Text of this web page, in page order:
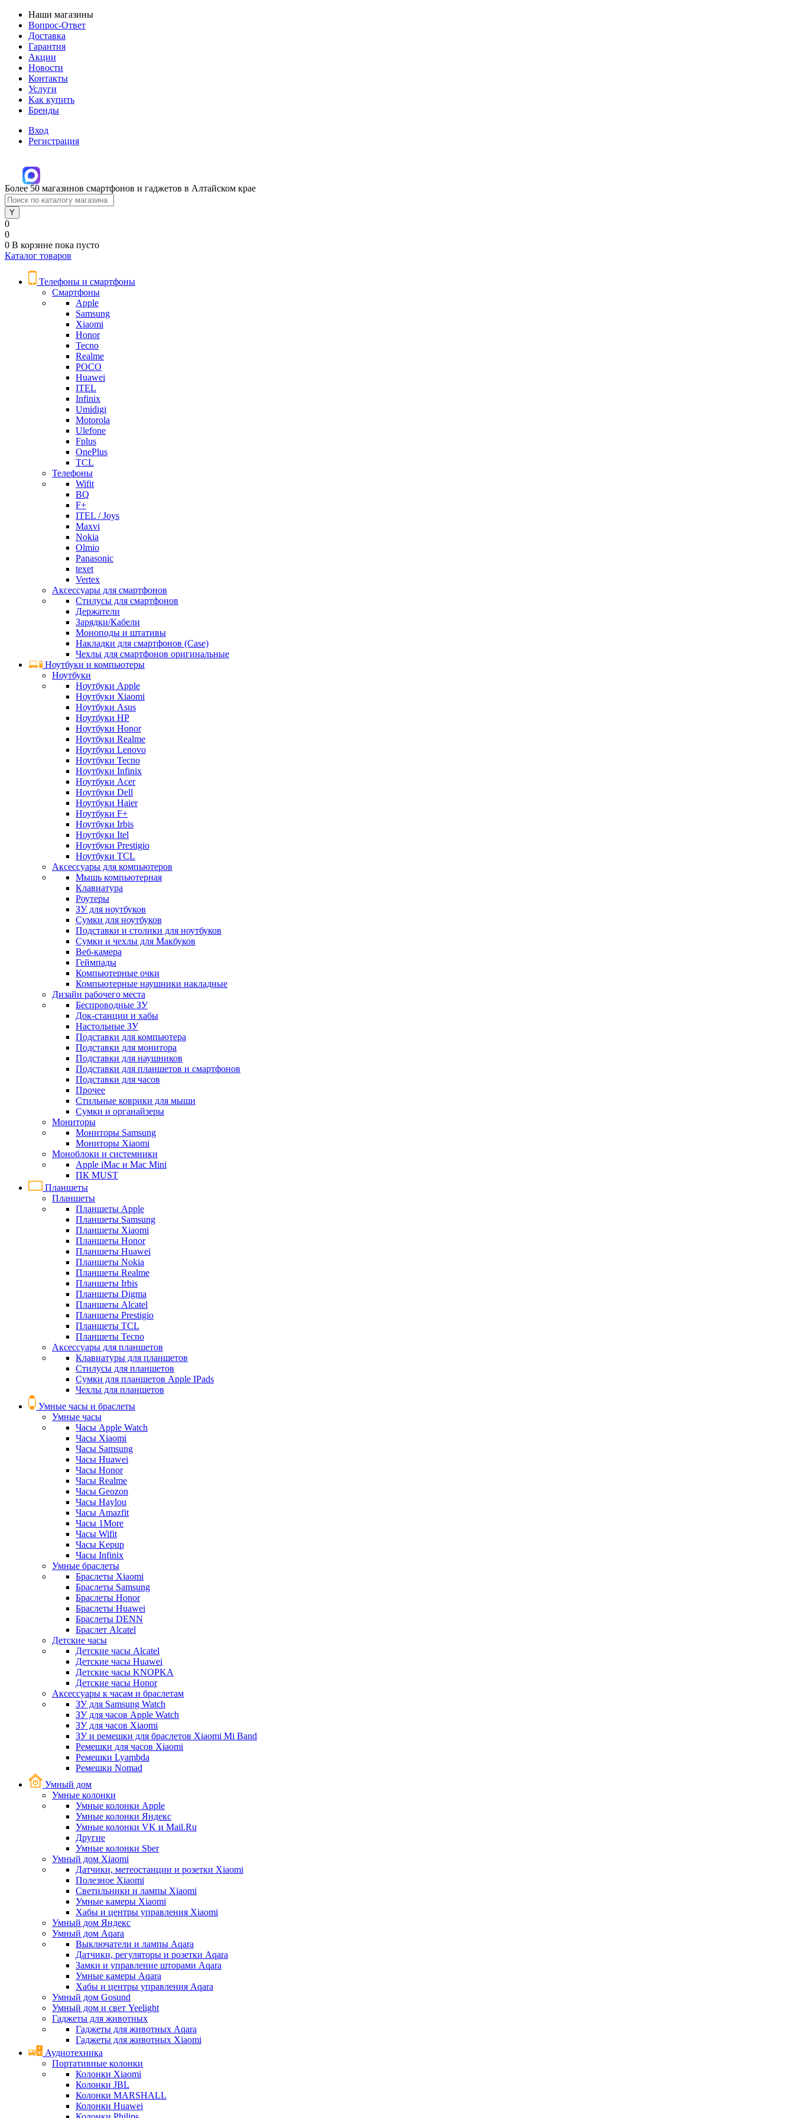
Наши магазины
Вопрос-Ответ
Доставка
Гарантия
Акции
Новости
Контакты
Услуги
Как купить
Бренды
Вход
Регистрация
Более 50 магазинов смартфонов и гаджетов в Алтайском крае
0
0
0 В корзине пока пусто
Каталог товаров
Телефоны и смартфоны
Смартфоны
Apple
Samsung
Xiaomi
Honor
Tecno
Realme
POCO
Huawei
ITEL
Infinix
Umidigi
Motorola
Ulefone
Fplus
OnePlus
TCL
Телефоны
Wifit
BQ
F+
ITEL / Joys
Maxvi
Nokia
Olmio
Panasonic
texet
Vertex
Аксессуары для смартфонов
Стилусы для смартфонов
Держатели
Зарядки/Кабели
Моноподы и штативы
Накладки для смартфонов (Case)
Чехлы для смартфонов оригинальные
Ноутбуки и компьютеры
Ноутбуки
Ноутбуки Apple
Ноутбуки Xiaomi
Ноутбуки Asus
Ноутбуки HP
Ноутбуки Honor
Ноутбуки Realme
Ноутбуки Lenovo
Ноутбуки Tecno
Ноутбуки Infinix
Ноутбуки Acer
Ноутбуки Dell
Ноутбуки Haier
Ноутбуки F+
Ноутбуки Irbis
Ноутбуки Itel
Ноутбуки Prestigio
Ноутбуки TCL
Аксессуары для компьютеров
Мышь компьютерная
Клавиатура
Роутеры
ЗУ для ноутбуков
Сумки для ноутбуков
Подставки и столики для ноутбуков
Сумки и чехлы для Макбуков
Веб-камера
Геймпады
Компьютерные очки
Компьютерные наушники накладные
Дизайн рабочего места
Беспроводные ЗУ
Док-станции и хабы
Настольные ЗУ
Подставки для компьютера
Подставки для монитора
Подставки для наушников
Подставки для планшетов и смартфонов
Подставки для часов
Прочее
Стильные коврики для мыши
Сумки и органайзеры
Мониторы
Мониторы Samsung
Мониторы Xiaomi
Моноблоки и системники
Apple iMac и Mac Mini
ПК MUST
Планшеты
Планшеты
Планшеты Apple
Планшеты Samsung
Планшеты Xiaomi
Планшеты Honor
Планшеты Huawei
Планшеты Nokia
Планшеты Realme
Планшеты Irbis
Планшеты Digma
Планшеты Alcatel
Планшеты Prestigio
Планшеты TCL
Планшеты Tecno
Аксессуары для планшетов
Клавиатуры для планшетов
Стилусы для планшетов
Сумки для планшетов Apple IPads
Чехлы для планшетов
Умные часы и браслеты
Умные часы
Часы Apple Watch
Часы Xiaomi
Часы Samsung
Часы Huawei
Часы Honor
Часы Realme
Часы Geozon
Часы Haylou
Часы Amazfit
Часы 1More
Часы Wifit
Часы Kepup
Часы Infinix
Умные браслеты
Браслеты Xiaomi
Браслеты Samsung
Браслеты Honor
Браслеты Huawei
Браслеты DENN
Браслет Alcatel
Детские часы
Детские часы Alcatel
Детские часы Huawei
Детские часы KNOPKA
Детские часы Honor
Аксессуары к часам и браслетам
ЗУ для Samsung Watch
ЗУ для часов Apple Watch
ЗУ для часов Xiaomi
ЗУ и ремешки для браслетов Xiaomi Mi Band
Ремешки для часов Xiaomi
Ремешки Lyambda
Ремешки Nomad
Умный дом
Умные колонки
Умные колонки Apple
Умные колонки Яндекс
Умные колонки VK и Mail.Ru
Другие
Умные колонки Sber
Умный дом Xiaomi
Датчики, метеостанции и розетки Xiaomi
Полезное Xiaomi
Светильники и лампы Xiaomi
Умные камеры Xiaomi
Хабы и центры управления Xiaomi
Умный дом Яндекс
Умный дом Aqara
Выключатели и лампы Aqara
Датчики, регуляторы и розетки Aqara
Замки и управление шторами Aqara
Умные камеры Aqara
Хабы и центры управления Aqara
Умный дом Gosund
Умный дом и свет Yeelight
Гаджеты для животных
Гаджеты для животных Aqara
Гаджеты для животных Xiaomi
Аудиотехника
Портативные колонки
Колонки Xiaomi
Колонки JBL
Колонки MARSHALL
Колонки Huawei